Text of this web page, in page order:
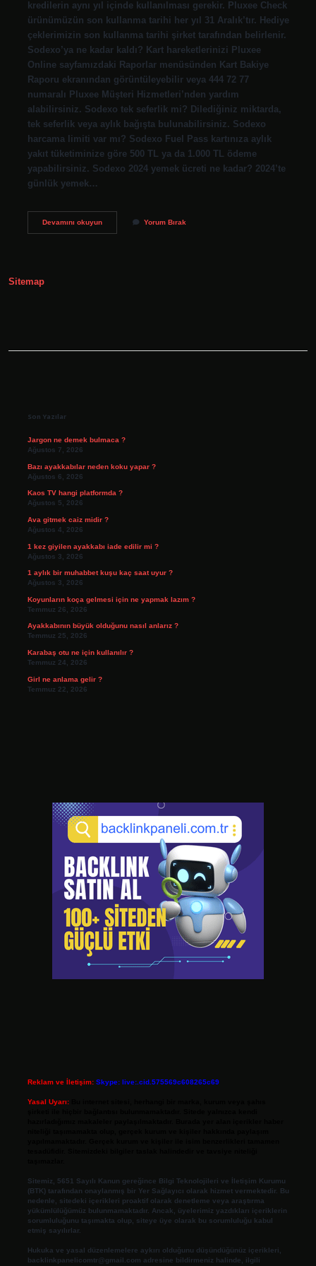
kredilerin aynı yıl içinde kullanılması gerekir. Pluxee Check
ürünümüzün son kullanma tarihi her yıl 31 Aralık’tır. Hediye
çeklerimizin son kullanma tarihi şirket tarafından belirlenir.
Sodexo’ya ne kadar kaldı? Kart hareketlerinizi Pluxee
Online sayfamızdaki Raporlar menüsünden Kart Bakiye
Raporu ekranından görüntüleyebilir veya 444 72 77
numaralı Pluxee Müşteri Hizmetleri’nden yardım
alabilirsiniz. Sodexo tek seferlik mi? Dilediğiniz miktarda,
tek seferlik veya aylık bağışta bulunabilirsiniz. Sodexo
harcama limiti var mı? Sodexo Fuel Pass kartınıza aylık
yakıt tüketiminize göre 500 TL ya da 1.000 TL ödeme
yapabilirsiniz. Sodexo 2024 yemek ücreti ne kadar? 2024’te
günlük yemek…
Devamını okuyunSodexo
Yorum Bırak
Sitemap
Son Yazılar
Jargon ne demek bulmaca ?
Ağustos 7, 2026
Bazı ayakkabılar neden koku yapar ?
Ağustos 6, 2026
Kaos TV hangi platformda ?
Ağustos 5, 2026
Ava gitmek caiz midir ?
Ağustos 4, 2026
1 kez giyilen ayakkabı iade edilir mi ?
Ağustos 3, 2026
1 aylık bir muhabbet kuşu kaç saat uyur ?
Ağustos 3, 2026
Koyunların koça gelmesi için ne yapmak lazım ?
Temmuz 26, 2026
Ayakkabının büyük olduğunu nasıl anlarız ?
Temmuz 25, 2026
Karabaş otu ne için kullanılır ?
Temmuz 24, 2026
Girl ne anlama gelir ?
Temmuz 22, 2026
Reklam ve İletişim: Skype: live:.cid.575569c608265c69
Yasal Uyarı:
Sitemiz, 5651 Sayılı Kanun gereğince Bilgi Teknolojileri ve İletişim Kurumu
(BTK) tarafından onaylanmış bir Yer Sağlayıcı olarak hizmet vermektedir. Bu
nedenle, sitedeki içerikleri proaktif olarak denetleme veya araştırma
yükümlülüğümüz bulunmamaktadır. Ancak, üyelerimiz yazdıkları içeriklerin
sorumluluğunu taşımakta olup, siteye üye olarak bu sorumluluğu kabul
etmiş sayılırlar.
Hukuka ve yasal düzenlemelere aykırı olduğunu düşündüğünüz içerikleri,
backlinkpanelicomtr@gmail.com adresine bildirmeniz halinde, ilgili